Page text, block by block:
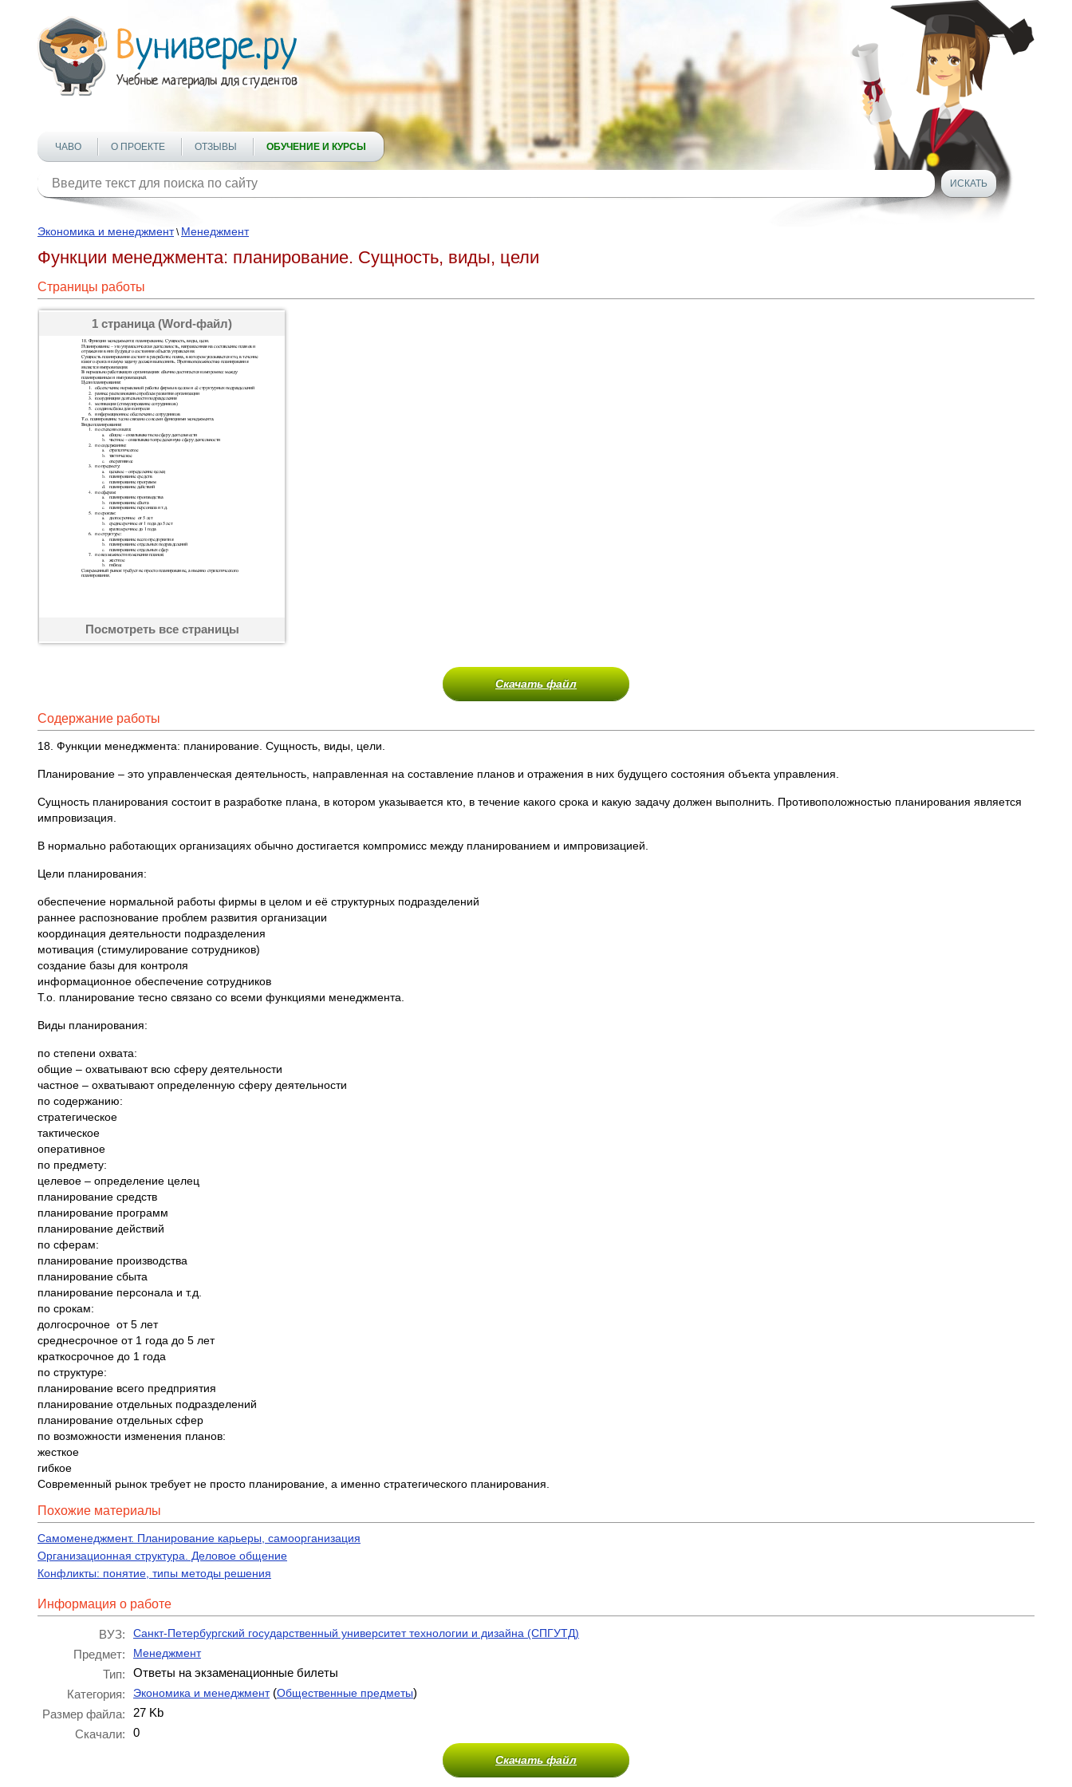
ЧАВО О ПРОЕКТЕ ОТЗЫВЫ ОБУЧЕНИЕ И КУРСЫ
Экономика и менеджмент\ Менеджмент
Функции менеджмента: планирование. Сущность, виды, цели
Страницы работы
1 страница (Word-файл)
Посмотреть все страницы
Скачать файл
Содержание работы
18. Функции менеджмента: планирование. Сущность, виды, цели.
Планирование – это управленческая деятельность, направленная на составление планов и отражения в них будущего состояния объекта управления.
Сущность планирования состоит в разработке плана, в котором указывается кто, в течение какого срока и какую задачу должен выполнить. Противоположностью планирования является
импровизация.
В нормально работающих организациях обычно достигается компромисс между планированием и импровизацией.
Цели планирования:
обеспечение нормальной работы фирмы в целом и её структурных подразделений
раннее распознование проблем развития организации
координация деятельности подразделения
мотивация (стимулирование сотрудников)
создание базы для контроля
информационное обеспечение сотрудников
Т.о. планирование тесно связано со всеми функциями менеджмента.
Виды планирования:
по степени охвата:
общие – охватывают всю сферу деятельности
частное – охватывают определенную сферу деятельности
по содержанию:
стратегическое
тактическое
оперативное
по предмету:
целевое – определение целец
планирование средств
планирование программ
планирование действий
по сферам:
планирование производства
планирование сбыта
планирование персонала и т.д.
по срокам:
долгосрочное от 5 лет
среднесрочное от 1 года до 5 лет
краткосрочное до 1 года
по структуре:
планирование всего предприятия
планирование отдельных подразделений
планирование отдельных сфер
по возможности изменения планов:
жесткое
гибкое
Современный рынок требует не просто планирование, а именно стратегического планирования.
Похожие материалы
Самоменеджмент. Планирование карьеры, самоорганизация
Организационная структура. Деловое общение
Конфликты: понятие, типы методы решения
Информация о работе
ВУЗ: Санкт-Петербургский государственный университет технологии и дизайна (СПГУТД)
Предмет: Менеджмент
Тип:
Ответы на экзаменационные билеты
Категория:
Экономика и менеджмент(Общественные предметы)
Размер файла:
27 Kb
Скачали:
0
Скачать файл